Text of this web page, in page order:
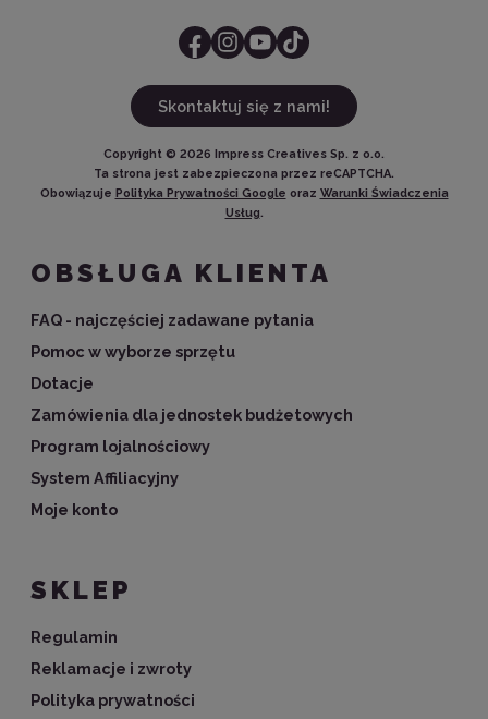
Skontaktuj się z nami!
Copyright © 2026 Impress Creatives Sp. z o.o.
Ta strona jest zabezpieczona przez reCAPTCHA.
Obowiązuje Polityka Prywatności Google oraz Warunki Świadczenia
Usług.
OBSŁUGA KLIENTA
FAQ - najczęściej zadawane pytania
Pomoc w wyborze sprzętu
Dotacje
Zamówienia dla jednostek budżetowych
Program lojalnościowy
System Affiliacyjny
Moje konto
SKLEP
Regulamin
Reklamacje i zwroty
Polityka prywatności